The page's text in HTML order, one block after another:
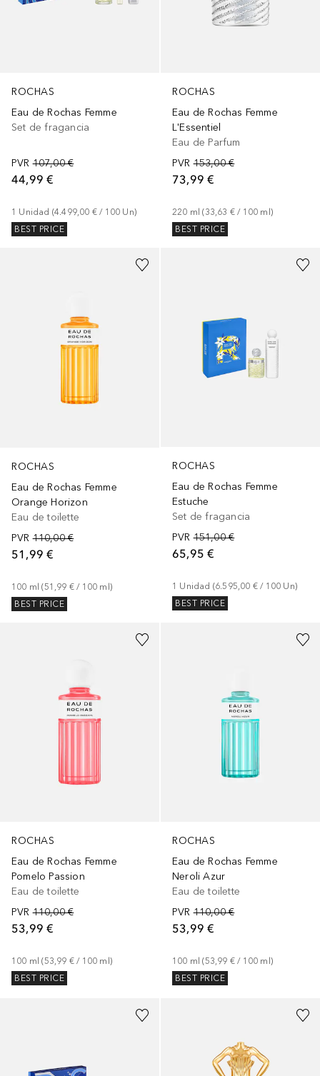
ROCHAS
Eau de Rochas Femme
Set de fragancia
PVR 107,00 €
44,99 €
1 Unidad (4.499,00 € / 100 Un)
BEST PRICE
ROCHAS
Eau de Rochas Femme
L'Essentiel
Eau de Parfum
PVR 153,00 €
73,99 €
220 ml (33,63 € / 100 ml )
BEST PRICE
ROCHAS
Eau de Rochas Femme
Orange Horizon
Eau de toilette
PVR 110,00 €
51,99 €
100 ml (51,99 € / 100 ml)
BEST PRICE
ROCHAS
Eau de Rochas Femme
Estuche
Set de fragancia
PVR 151,00 €
65,95 €
1 Unidad (6.595,00 € / 100 Un)
BEST PRICE
ROCHAS
Eau de Rochas Femme
Pomelo Passion
Eau de toilette
PVR 110,00 €
53,99 €
100 ml (53,99 € / 100 ml)
BEST PRICE
ROCHAS
Eau de Rochas Femme
Neroli Azur
Eau de toilette
PVR 110,00 €
53,99 €
100 ml (53,99 € / 100 ml)
BEST PRICE